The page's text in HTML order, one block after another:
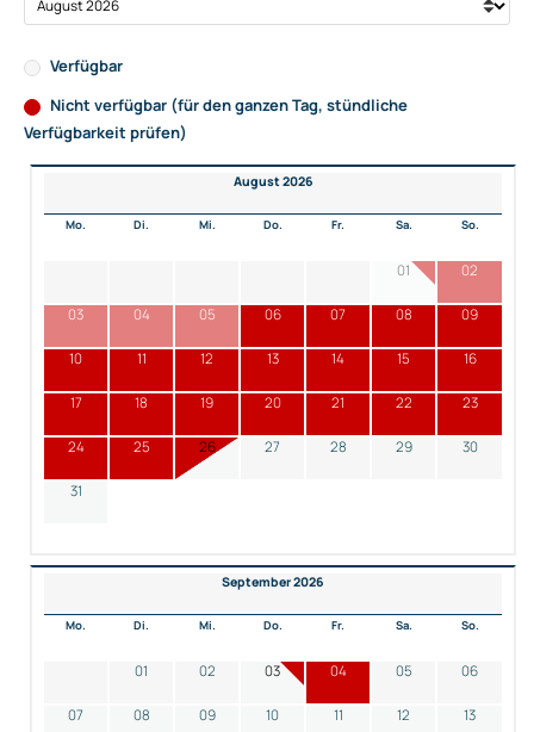
Verfügbar
Nicht verfügbar (für den ganzen Tag, stündliche
Verfügbarkeit prüfen)
August 2026
Mo. Di. Mi. Do. Fr. Sa. So.
01 02
03 04 05 06 07 08 09
10 11 12 13 14 15 16
17 18 19 20 21 22 23
24 25 26 27 28 29 30
31
September 2026
Mo. Di. Mi. Do. Fr. Sa. So.
01 02 03 04 05 06
07 08 09 10 11 12 13